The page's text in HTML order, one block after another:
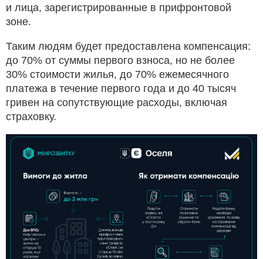
и лица, зарегистрированные в прифронтовой
зоне.
Таким людям будет предоставлена компенсация:
до 70% от суммы первого взноса, но не более
30% стоимости жилья, до 70% ежемесячного
платежа в течение первого года и до 40 тысяч
гривен на сопутствующие расходы, включая
страховку.